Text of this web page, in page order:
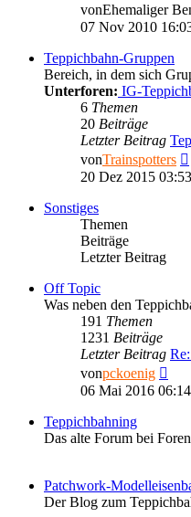
vonEhemaliger
07 Nov 2010
Teppichbahn-Gruppen
Bereich, in dem sich
Unterforen: IG-
6 Themen
20 Beiträge
Letzter Beitrag
vonTrainspotters
20 Dez 2015 03:53
Sonstiges
Themen
Beiträge
Letzter Beitrag
Off Topic
Was neben den
191 Themen
1231 Beiträge
Letzter Beitrag
vonpckoenig
06 Mai 2016 06:14
Teppichbahning
Das alte Forum bei
Patchwork-
Der Blog zum